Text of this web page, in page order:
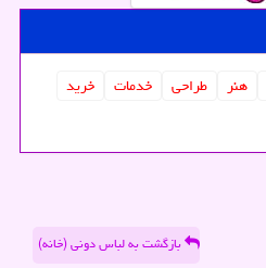
هنر طراحی خدمات
خرید
بازگشت به لباس دونی (خانه)